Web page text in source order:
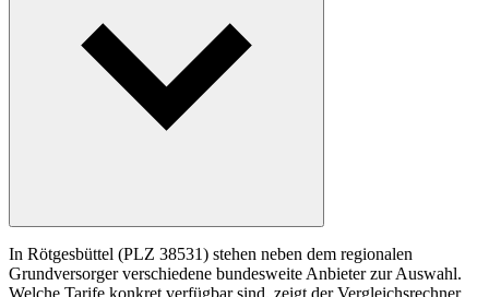
In Rötgesbüttel (PLZ 38531) stehen neben dem regionalen
Grundversorger verschiedene bundesweite Anbieter zur Auswahl.